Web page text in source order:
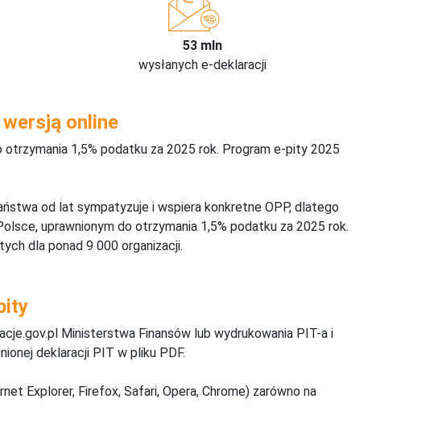
53 mln
wysłanych e-deklaracji
online
1,5% podatku za 2025 rok. Program e-pity 2025
od lat sympatyzuje i wspiera konkretne OPP, dlatego
uprawnionym do otrzymania 1,5% podatku za 2025 rok.
dla ponad 9 000 organizacji.
Ministerstwa Finansów lub wydrukowania PIT-a i
deklaracji PIT w pliku PDF.
Explorer, Firefox, Safari, Opera, Chrome) zarówno na